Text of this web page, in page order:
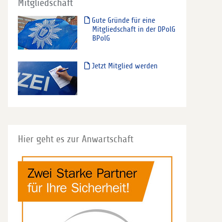
Mitgliedschaft
Gute Gründe für eine
Mitgliedschaft in der DPolG
BPolG
Jetzt Mitglied werden
Hier geht es zur Anwartschaft